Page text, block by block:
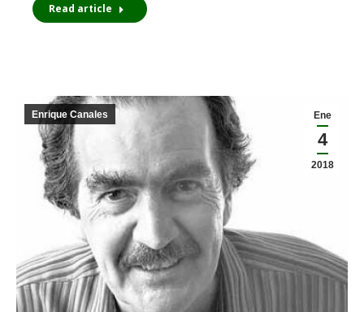
Read article
Ene
4
2018
Enrique Canales